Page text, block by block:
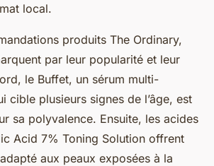
local.
produits The Ordinary,
par leur popularité et leur
le Buffet, un sérum multi-
cible plusieurs signes de l’âge, est
sa polyvalence. Ensuite, les acides
Acid 7% Toning Solution offrent
aux peaux exposées à la